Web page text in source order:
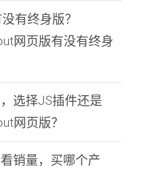
有终身版？
网页版有没有终身
选择JS插件还是
网页版？
销量，买哪个产